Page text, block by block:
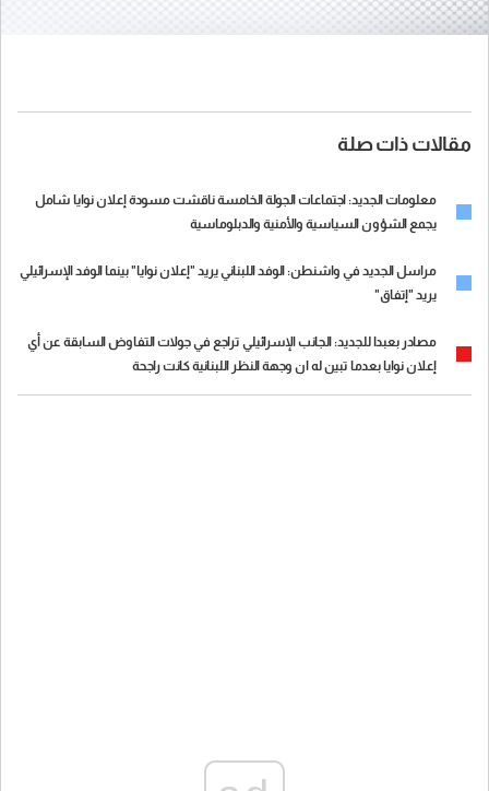
مقالات ذات صلة
معلومات الجديد: اجتماعات الجولة الخامسة ناقشت مسودة إعلان نوايا شامل
يجمع الشؤون السياسية والأمنية والدبلوماسية
مراسل الجديد في واشنطن: الوفد اللبناني يريد "إعلان نوايا" بينما الوفد الإسرائيلي
يريد "إتفاق"
مصادر بعبدا للجديد: الجانب الإسرائيلي تراجع في جولات التفاوض السابقة عن أي
إعلان نوايا بعدما تبين له ان وجهة النظر اللبنانية كانت راجحة